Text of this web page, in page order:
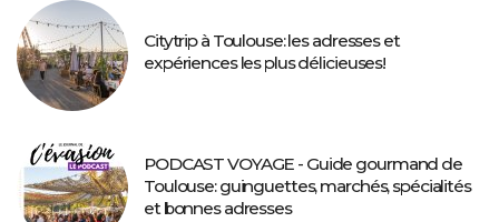
Citytrip à Toulouse: les adresses et
expériences les plus délicieuses!
PODCAST VOYAGE - Guide gourmand de
Toulouse: guinguettes, marchés, spécialités
et bonnes adresses